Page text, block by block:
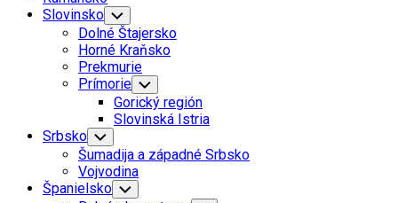
Slovinsko Toggle
Child
Menu
Dolné Štajersko
Horné Kraňsko
Prekmurie
Prímorie Toggle
Child
Menu
Gorický región
Slovinská Istria
Srbsko Toggle
Child
Menu
Šumadija a západné Srbsko
Vojvodina
Španielsko Toggle